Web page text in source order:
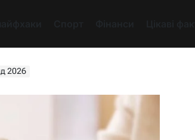
2026